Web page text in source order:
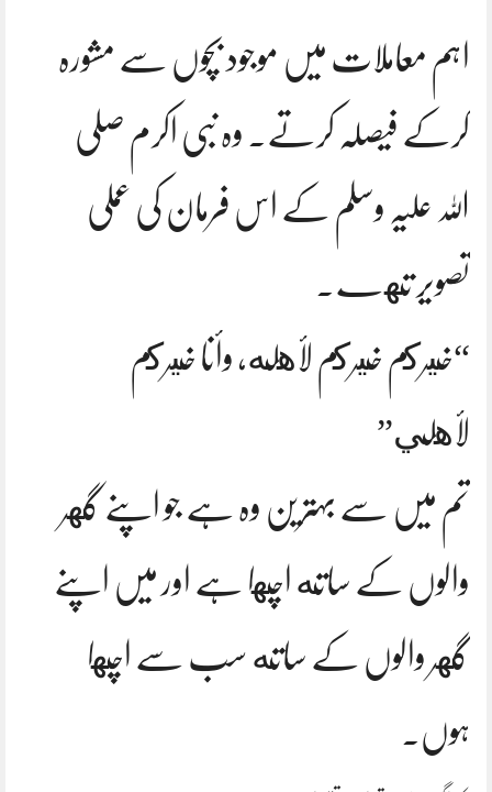
اہم معاملات میں موجود بچوں سے مشورہ
کرکے فیصلہ کرتے. وہ نبی اکرم صلی
اللہ علیہ وسلم کے اس فرمان کی عملی
تصویر تهے.
“خيركم خيركم لأهله، وأنا خيركم
لأهلي”
تم میں سے بہترین وہ ہے جو اپنے گهر
والوں کے ساته اچها ہے اور میں اپنے
گهر والوں کے ساته سب سے اچها
ہوں.